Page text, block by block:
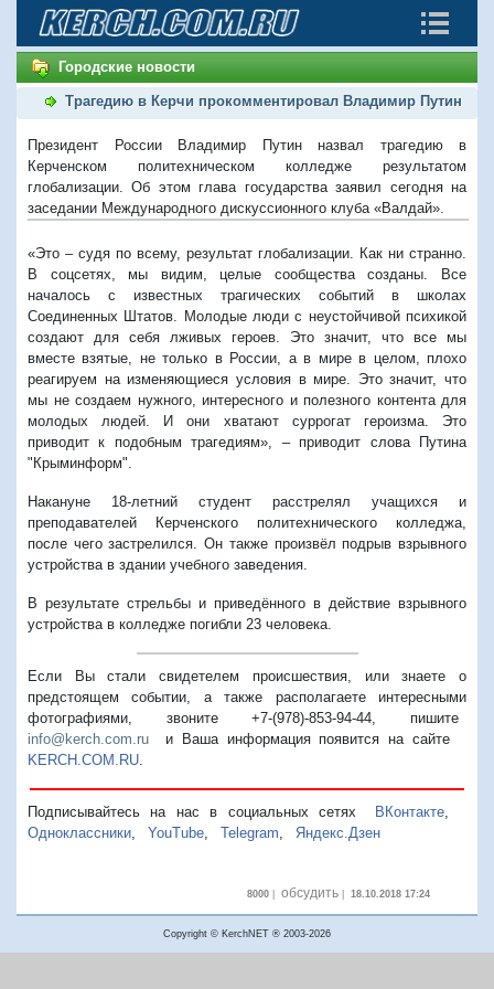
Городские новости
Трагедию в Керчи прокомментировал Владимир Путин
Президент России Владимир Путин назвал трагедию в
Керченском политехническом колледже результатом
глобализации. Об этом глава государства заявил сегодня на
заседании Международного дискуссионного клуба «Валдай».
«Это – судя по всему, результат глобализации. Как ни странно.
В соцсетях, мы видим, целые сообщества созданы. Все
началось с известных трагических событий в школах
Соединенных Штатов. Молодые люди с неустойчивой психикой
создают для себя лживых героев. Это значит, что все мы
вместе взятые, не только в России, а в мире в целом, плохо
реагируем на изменяющиеся условия в мире. Это значит, что
мы не создаем нужного, интересного и полезного контента для
молодых людей. И они хватают суррогат героизма. Это
приводит к подобным трагедиям», – приводит слова Путина
"Крыминформ".
Накануне 18-летний студент расстрелял учащихся и
преподавателей Керченского политехнического колледжа,
после чего застрелился. Он также произвёл подрыв взрывного
устройства в здании учебного заведения.
В результате стрельбы и приведённого в действие взрывного
устройства в колледже погибли 23 человека.
Если Вы стали свидетелем происшествия, или знаете о
предстоящем событии, а также располагаете интересными
фотографиями, звоните +7-(978)-853-94-44, пишите
info@kerch.com.ru и Ваша информация появится на сайте
KERCH.COM.RU
Подписывайтесь на нас в социальных сетях ВКонтакте,
Одноклассники
YouTube Telegram Яндекс.Дзен
8000| обсудить| 18.10.2018 17:24
Copyright © KerchNET ® 2003-2026